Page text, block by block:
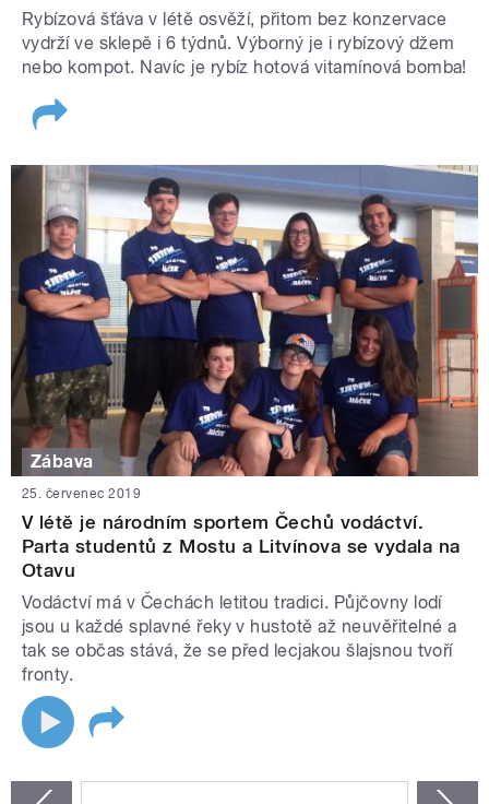
Rybízová šťáva v létě osvěží, přitom bez konzervace
vydrží ve sklepě i 6 týdnů. Výborný je i rybízový džem
nebo kompot. Navíc je rybíz hotová vitamínová bomba!
Zábava
25. červenec 2019
V létě je národním sportem Čechů vodáctví.
Parta studentů z Mostu a Litvínova se vydala na
Otavu
Vodáctví má v Čechách letitou tradici. Půjčovny lodí
jsou u každé splavné řeky v hustotě až neuvěřitelné a
tak se občas stává, že se před lecjakou šlajsnou tvoří
fronty.